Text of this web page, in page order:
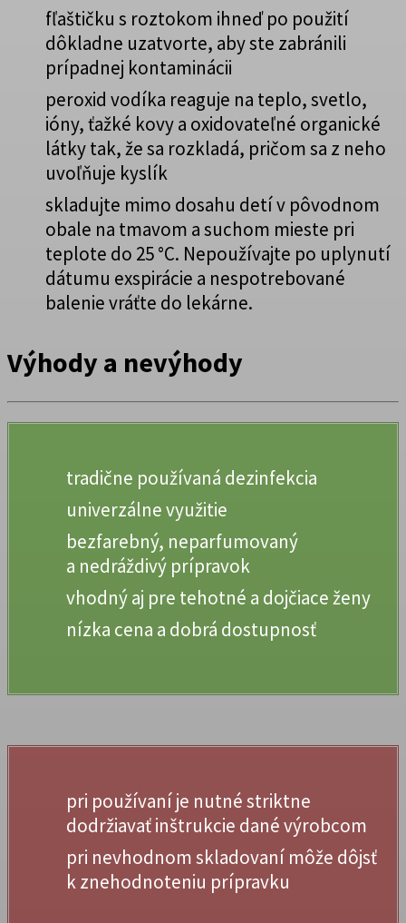
fľaštičku s roztokom ihneď po použití
dôkladne uzatvorte, aby ste zabránili
prípadnej kontaminácii
peroxid vodíka reaguje na teplo, svetlo,
ióny, ťažké kovy a oxidovateľné organické
látky tak, že sa rozkladá, pričom sa z neho
uvoľňuje kyslík
skladujte mimo dosahu detí v pôvodnom
obale na tmavom a suchom mieste pri
teplote do 25 °C. Nepoužívajte po uplynutí
dátumu exspirácie a nespotrebované
balenie vráťte do lekárne.
Výhody a nevýhody
tradične používaná dezinfekcia
univerzálne využitie
bezfarebný, neparfumovaný
a nedráždivý prípravok
vhodný aj pre tehotné a dojčiace ženy
nízka cena a dobrá dostupnosť
pri používaní je nutné striktne
dodržiavať inštrukcie dané výrobcom
pri nevhodnom skladovaní môže dôjsť
k znehodnoteniu prípravku